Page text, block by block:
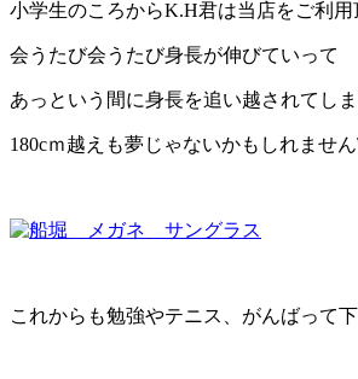
小学生のころからK.H君は当店をご利
会うたび会うたび身長が伸びていって
あっという間に身長を追い越されてし
180cｍ越えも夢じゃないかもしれませ
これからも勉強やテニス、がんばって